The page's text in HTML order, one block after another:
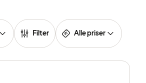
Filter Alle priser